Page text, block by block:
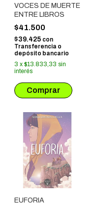
VOCES DE MUERTE
ENTRE LIBROS
$41.500
$39.425 con
Transferencia o
depósito bancario
3 x $13.833,33 sin
interés
EUFORIA